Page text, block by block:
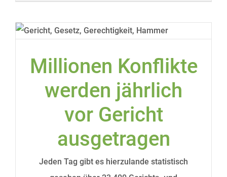
Millionen Konflikte
werden jährlich
vor Gericht
ausgetragen
Jeden Tag gibt es hierzulande statistisch